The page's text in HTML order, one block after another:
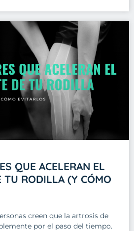
QUE ACELERAN EL
TU RODILLA (Y CÓMO
creen que la artrosis de
por el paso del tiempo.